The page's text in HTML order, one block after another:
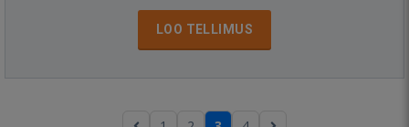
LOO TELLIMUS